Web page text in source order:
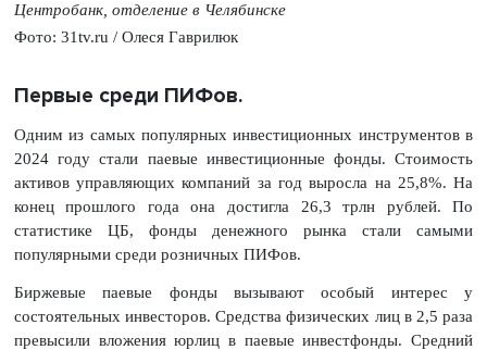
Центробанк, отделение в Челябинске
Фото: 31tv.ru / Олеся Гаврилюк
Первые среди ПИФов.
Одним из самых популярных инвестиционных инструментов в
2024 году стали паевые инвестиционные фонды. Стоимость
активов управляющих компаний за год выросла на 25,8%. На
конец прошлого года она достигла 26,3 трлн рублей. По
статистике ЦБ, фонды денежного рынка стали самыми
популярными среди розничных ПИФов.
Биржевые паевые фонды вызывают особый интерес у
состоятельных инвесторов. Средства физических лиц в 2,5 раза
превысили вложения юрлиц в паевые инвестфонды. Средний